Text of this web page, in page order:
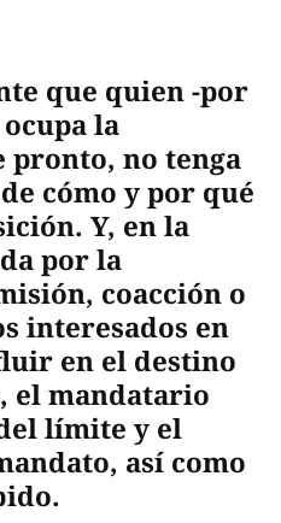
que quien -por
la
pronto, no tenga
cómo y por qué
Y, en la
por la
coacción o
interesados en
en el destino
el mandatario
límite y el
así como